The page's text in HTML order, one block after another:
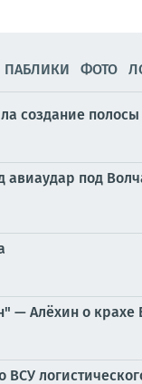
ПАБЛИКИ ФОТО
создание
под
— Алёхин о